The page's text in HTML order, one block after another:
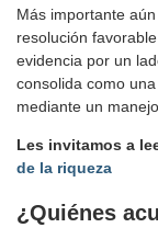
Más importante
resolución
evidencia por un
consolida como
mediante un
Les invitamos a
de la riqueza
¿Quiénes